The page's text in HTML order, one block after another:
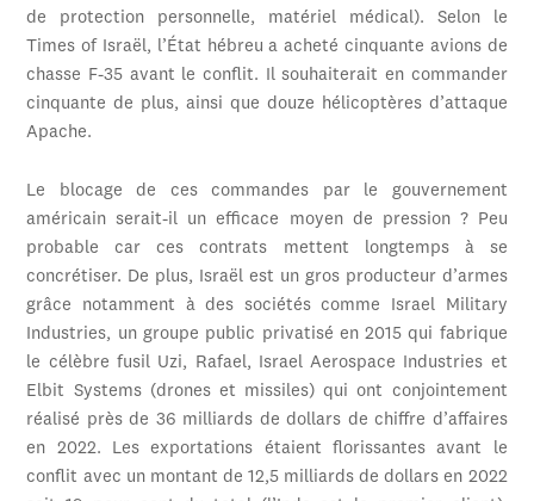
de protection personnelle, matériel médical). Selon le
Times of Israël, l’État hébreu a acheté cinquante avions de
chasse F-35 avant le conflit. Il souhaiterait en commander
cinquante de plus, ainsi que douze hélicoptères d’attaque
Apache.
Le blocage de ces commandes par le gouvernement
américain serait-il un efficace moyen de pression ? Peu
probable car ces contrats mettent longtemps à se
concrétiser. De plus, Israël est un gros producteur d’armes
grâce notamment à des sociétés comme Israel Military
Industries, un groupe public privatisé en 2015 qui fabrique
le célèbre fusil Uzi, Rafael, Israel Aerospace Industries et
Elbit Systems (drones et missiles) qui ont conjointement
réalisé près de 36 milliards de dollars de chiffre d’affaires
en 2022. Les exportations étaient florissantes avant le
conflit avec un montant de 12,5 milliards de dollars en 2022